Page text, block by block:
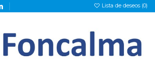
Lista de deseos (0)